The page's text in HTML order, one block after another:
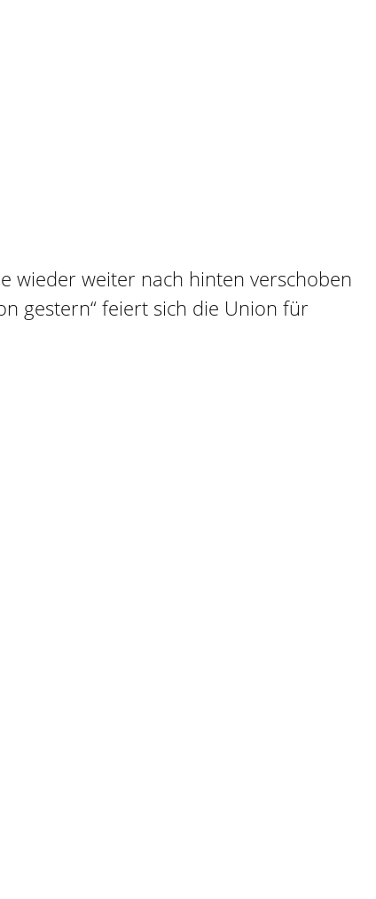
wieder weiter nach hinten verschoben
gestern“ feiert sich die Union für